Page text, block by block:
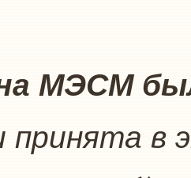
МЭСМ
принята в